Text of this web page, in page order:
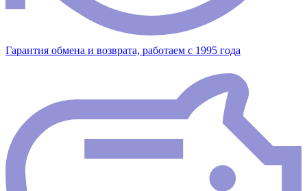
Гарантия обмена и возврата, работаем с 1995 года